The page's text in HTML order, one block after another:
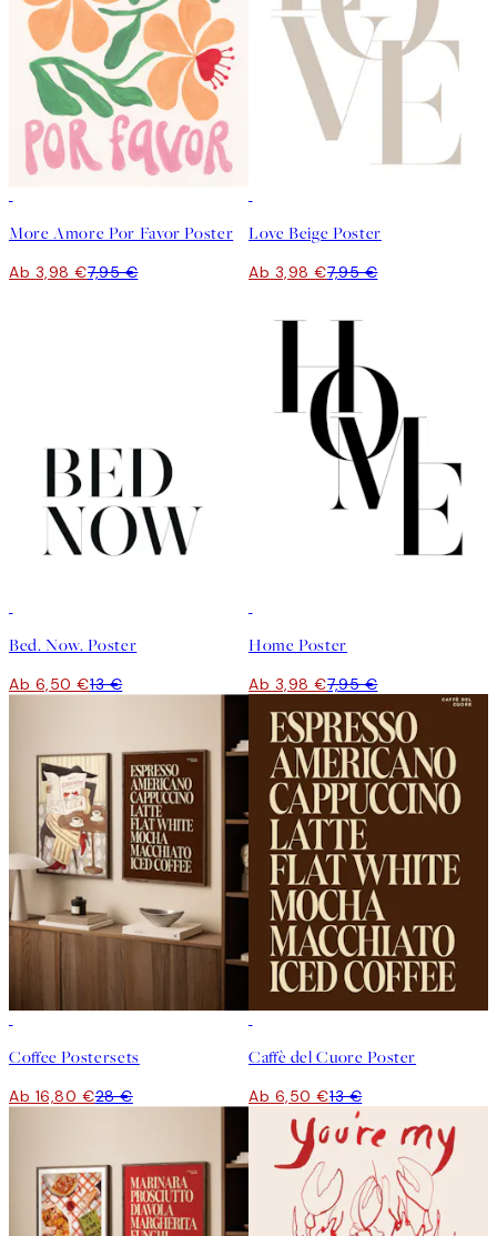
More Amore Por Favor Poster
Ab 3,98 €7,95 €
Love Beige Poster
Ab 3,98 €7,95 €
Bed. Now. Poster
Ab 6,50 €13 €
Home Poster
Ab 3,98 €7,95 €
Coffee Postersets
Ab 16,80 €28 €
Caffè del Cuore Poster
Ab 6,50 €13 €